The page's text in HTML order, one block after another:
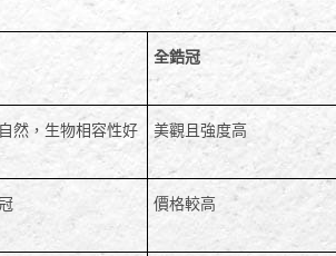
全鋯冠
然，生物相容性好 美觀且強度高
價格較高